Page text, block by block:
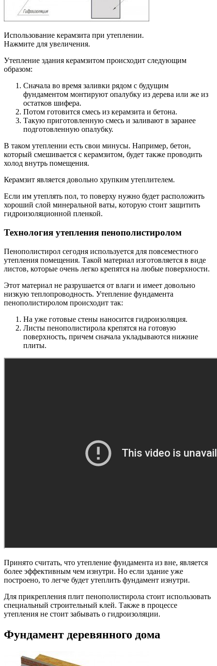
Использование керамзита при утеплении.
Нажмите для увеличения.
Утепление здания керамзитом происходит следующим
образом:
Сначала во время заливки рядом с будущим
фундаментом монтируют опалубку из дерева или же из
остатков шифера.
Потом готовится смесь из керамзита и бетона.
Такую приготовленную смесь и заливают в заранее
подготовленную опалубку.
В таком утеплении есть свои минусы. Например, бетон,
который смешивается с керамзитом, будет также проводить
холод внутрь помещения.
Керамзит является довольно хрупким утеплителем.
Если им утеплять пол, то поверху нужно будет расположить
хороший слой минеральной ваты, которую стоит защитить
гидроизоляционной пленкой.
Технология утепления пенополистиролом
Пенополистирол сегодня используется для повсеместного
утепления помещения. Такой материал изготовляется в виде
листов, которые очень легко крепятся на любые поверхности.
Этот материал не разрушается от влаги и имеет довольно
низкую теплопроводность. Утепление фундамента
пенополистиролом происходит так:
На уже готовые стены наносится гидроизоляция.
Листы пенополистирола крепятся на готовую
поверхность, причем сначала укладываются нижние
плиты.
Принято считать, что утепление фундамента из вне, является
более эффективным чем изнутри. Но если здание уже
построено, то легче будет утеплить фундамент изнутри.
Для прикрепления плит пенополистирола стоит использовать
специальный строительный клей. Также в процессе
утепления не стоит забывать о гидроизоляции.
Фундамент деревянного дома